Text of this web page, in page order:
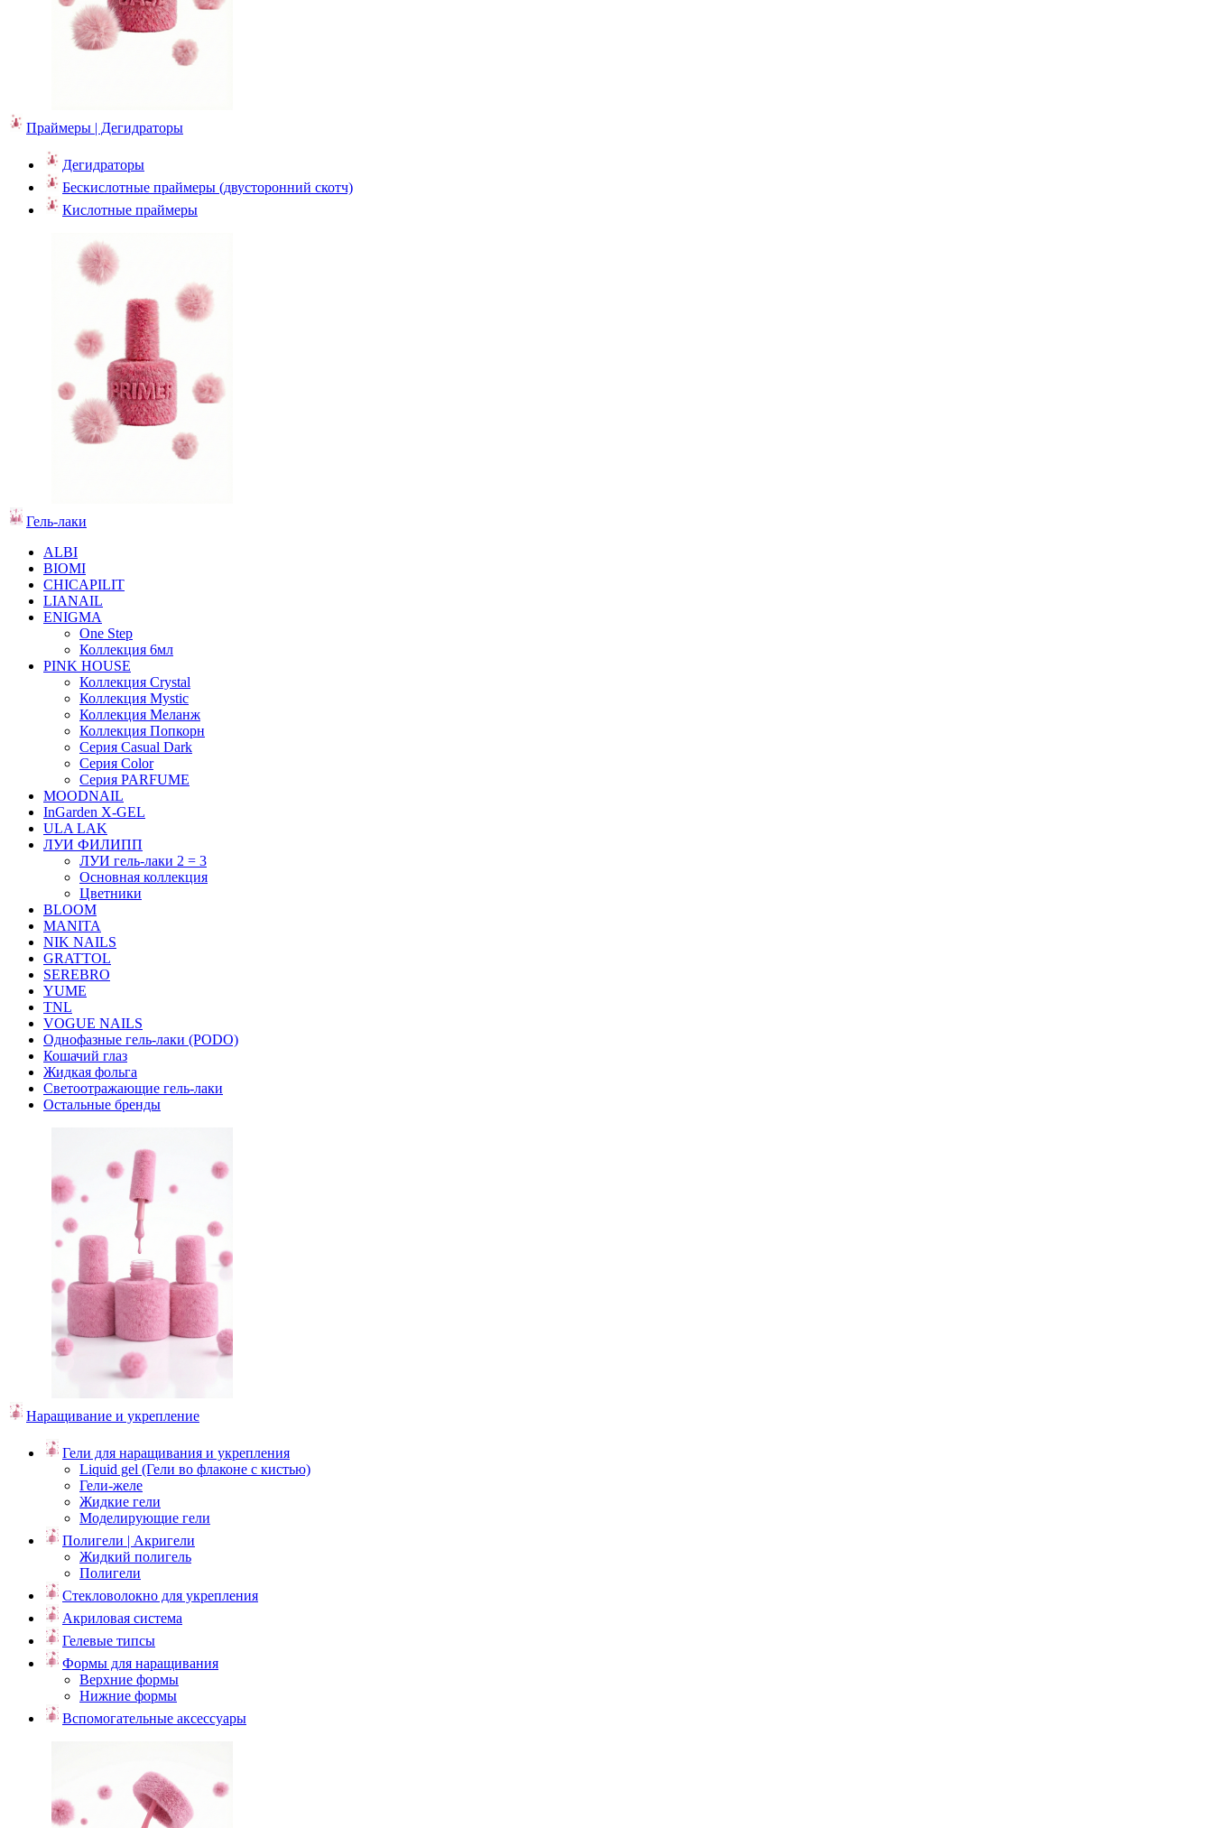
Праймеры | Дегидраторы
Дегидраторы
Бескислотные праймеры (двусторонний скотч)
Кислотные праймеры
Гель-лаки
ALBI
BIOMI
CHICAPILIT
LIANAIL
ENIGMA
One Step
Коллекция 6мл
PINK HOUSE
Коллекция Crystal
Коллекция Mystic
Коллекция Меланж
Коллекция Попкорн
Серия Casual Dark
Серия Color
Серия PARFUME
MOODNAIL
InGarden X-GEL
ULA LAK
ЛУИ ФИЛИПП
ЛУИ гель-лаки 2 = 3
Основная коллекция
Цветники
BLOOM
MANITA
NIK NAILS
GRATTOL
SEREBRO
YUME
TNL
VOGUE NAILS
Однофазные гель-лаки (PODO)
Кошачий глаз
Жидкая фольга
Светоотражающие гель-лаки
Остальные бренды
Наращивание и укрепление
Гели для наращивания и укрепления
Liquid gel (Гели во флаконе с кистью)
Гели-желе
Жидкие гели
Моделирующие гели
Полигели | Акригели
Жидкий полигель
Полигели
Стекловолокно для укрепления
Акриловая система
Гелевые типсы
Формы для наращивания
Верхние формы
Нижние формы
Вспомогательные аксессуары